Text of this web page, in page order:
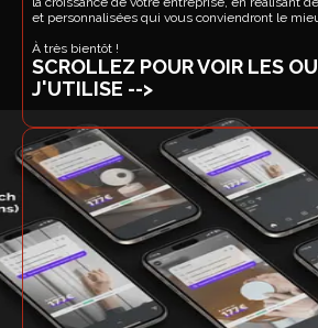
et personnalisées qui vous conviendront le
À très bientôt !
SCROLLEZ POUR VOIR LES
J'UTILISE -->